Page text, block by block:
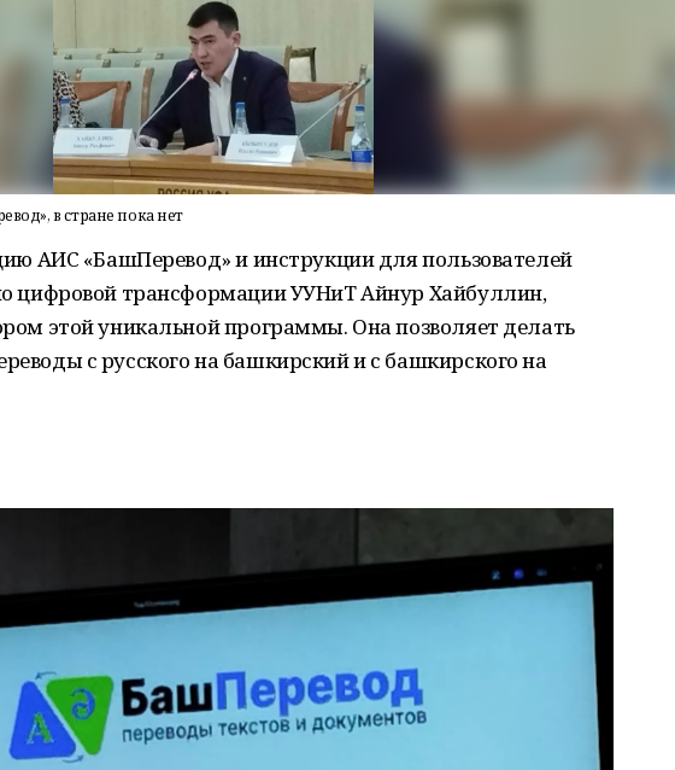
в стране пока нет
АИС «БашПеревод» и инструкции для пользователей
цифровой трансформации УУНиТ Айнур Хайбуллин,
этой уникальной программы. Она позволяет делать
с русского на башкирский и с башкирского на